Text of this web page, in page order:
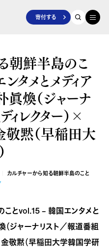
寄付する
朝鮮半島のこ
タメとメディア
煥（ジャーナ
ィレクター）×
黙（早稲田大
カルチャーから知る朝鮮半島のこと
とvol.15 – 韓国エンタメと
ジャーナリスト／報道番組
敬黙（早稲田大学韓国学研